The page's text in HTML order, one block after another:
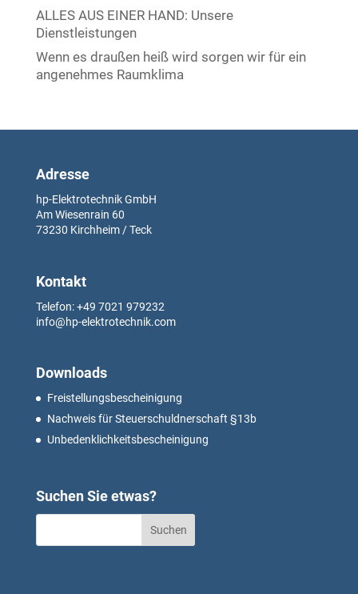
ALLES AUS EINER HAND: Unsere
Dienstleistungen
Wenn es draußen heiß wird sorgen wir für ein
angenehmes Raumklima
Adresse
hp-Elektrotechnik GmbH
Am Wiesenrain 60
73230 Kirchheim / Teck
Kontakt
Telefon: +49 7021 979232
info@hp-elektrotechnik.com
Downloads
Freistellungsbescheinigung
Nachweis für Steuerschuldnerschaft §13b
Unbedenklichkeitsbescheinigung
Suchen Sie etwas?